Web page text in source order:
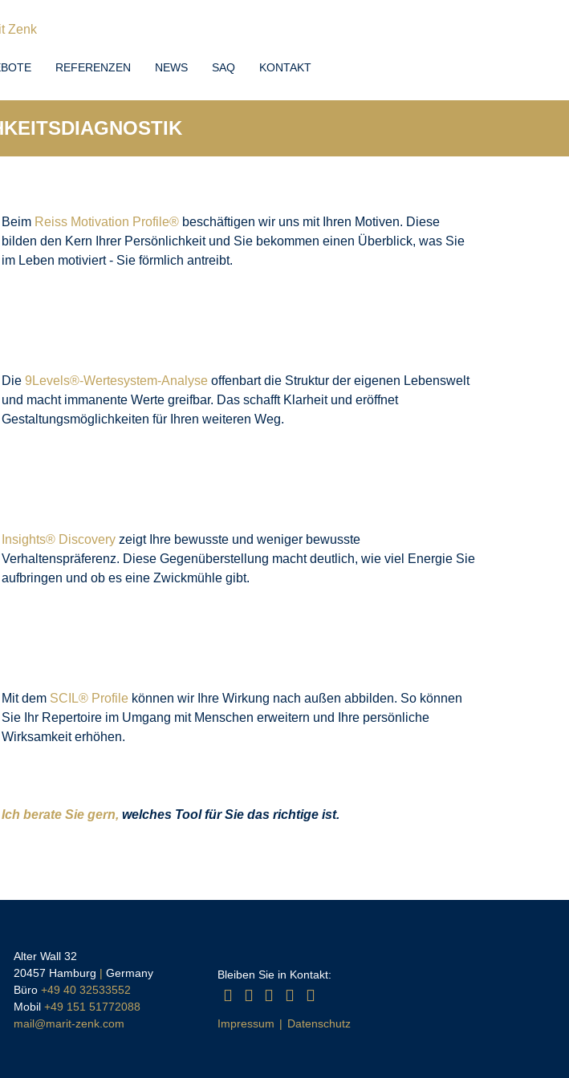
REFERENZEN NEWS SAQ KONTAKT
Beim Reiss Motivation Profile® beschäftigen wir uns mit Ihren Motiven. Diese
bilden den Kern Ihrer Persönlichkeit und Sie bekommen einen Überblick, was Sie
im Leben motiviert - Sie förmlich antreibt.
Die 9Levels®-Wertesystem-Analyse offenbart die Struktur der eigenen Lebenswelt
und macht immanente Werte greifbar. Das schafft Klarheit und eröffnet
Gestaltungsmöglichkeiten für Ihren weiteren Weg.
Insights® Discovery zeigt Ihre bewusste und weniger bewusste
Verhaltenspräferenz. Diese Gegenüberstellung macht deutlich, wie viel Energie Sie
aufbringen und ob es eine Zwickmühle gibt.
Mit dem SCIL® Profile können wir Ihre Wirkung nach außen abbilden. So können
Sie Ihr Repertoire im Umgang mit Menschen erweitern und Ihre persönliche
Wirksamkeit erhöhen.
Ich berate Sie gern, welches Tool für Sie das richtige ist.
Alter Wall 32
20457 Hamburg | Germany
Büro +49 40 32533552
Mobil +49 151 51772088
mail@marit-zenk.com
Bleiben Sie in Kontakt:
Impressum Datenschutz